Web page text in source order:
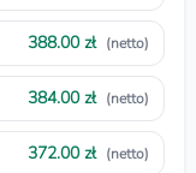
388.00 zł (netto)
384.00 zł (netto)
372.00 zł (netto)